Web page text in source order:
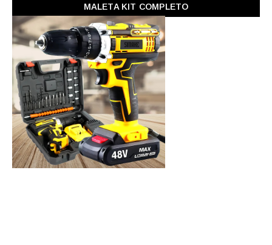
MALETA KIT COMPLETO